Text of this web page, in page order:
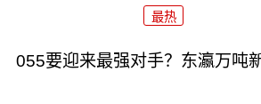
最热
055要迎来最强对手？东瀛万吨